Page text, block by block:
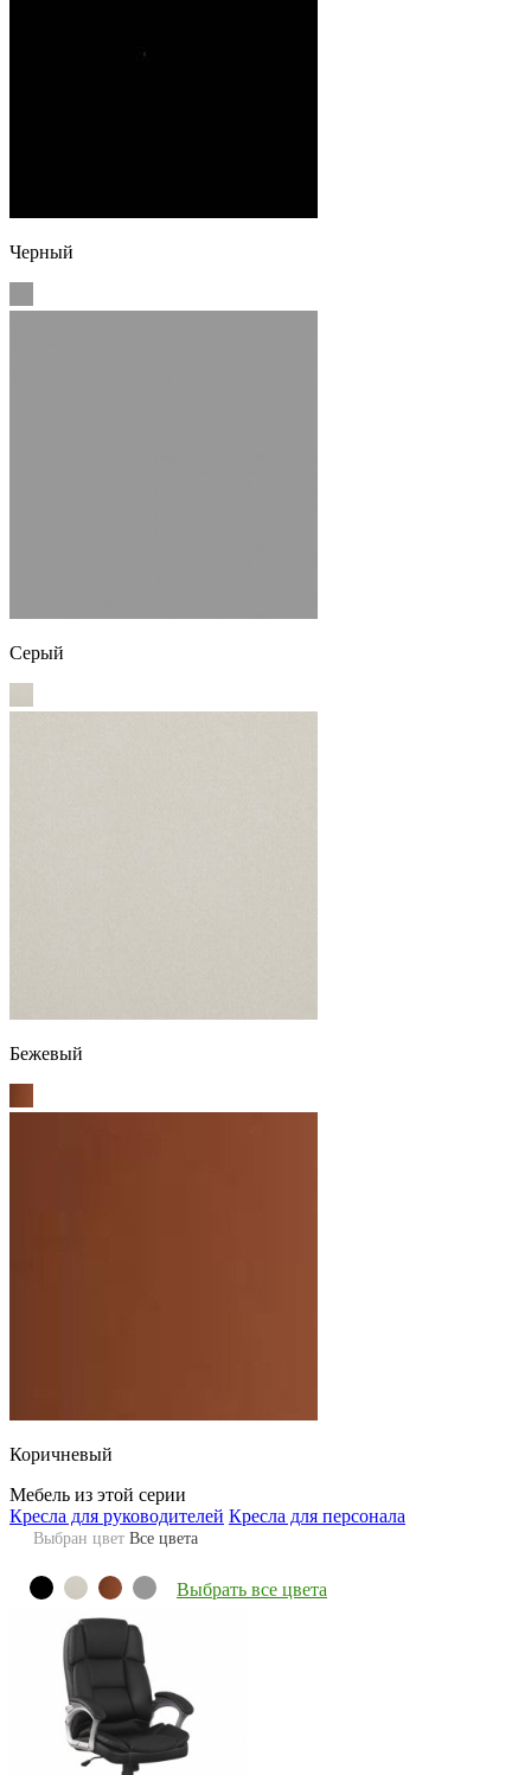
Черный
Серый
Бежевый
Коричневый
Мебель из этой серии
Кресла для руководителей Кресла для персонала
Выбран цвет Все цвета
Выбрать все цвета